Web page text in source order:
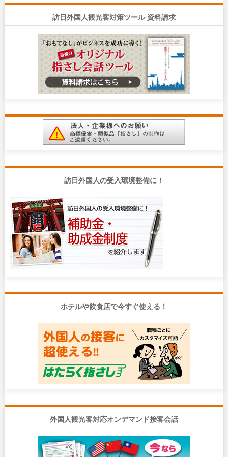
訪日外国人観光客対策ツール 資料請求
訪日外国人の受入環境整備に！
ホテルや飲食店で今すぐ使える！
外国人観光客対応オンデマンド接客会話